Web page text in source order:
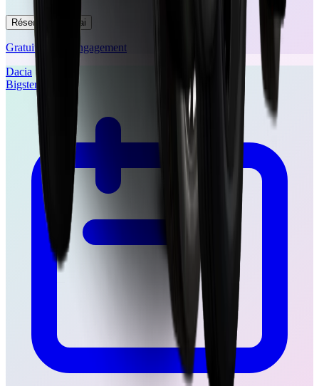
Réserver un essai
Gratuit et sans engagement
Dacia
Bigster